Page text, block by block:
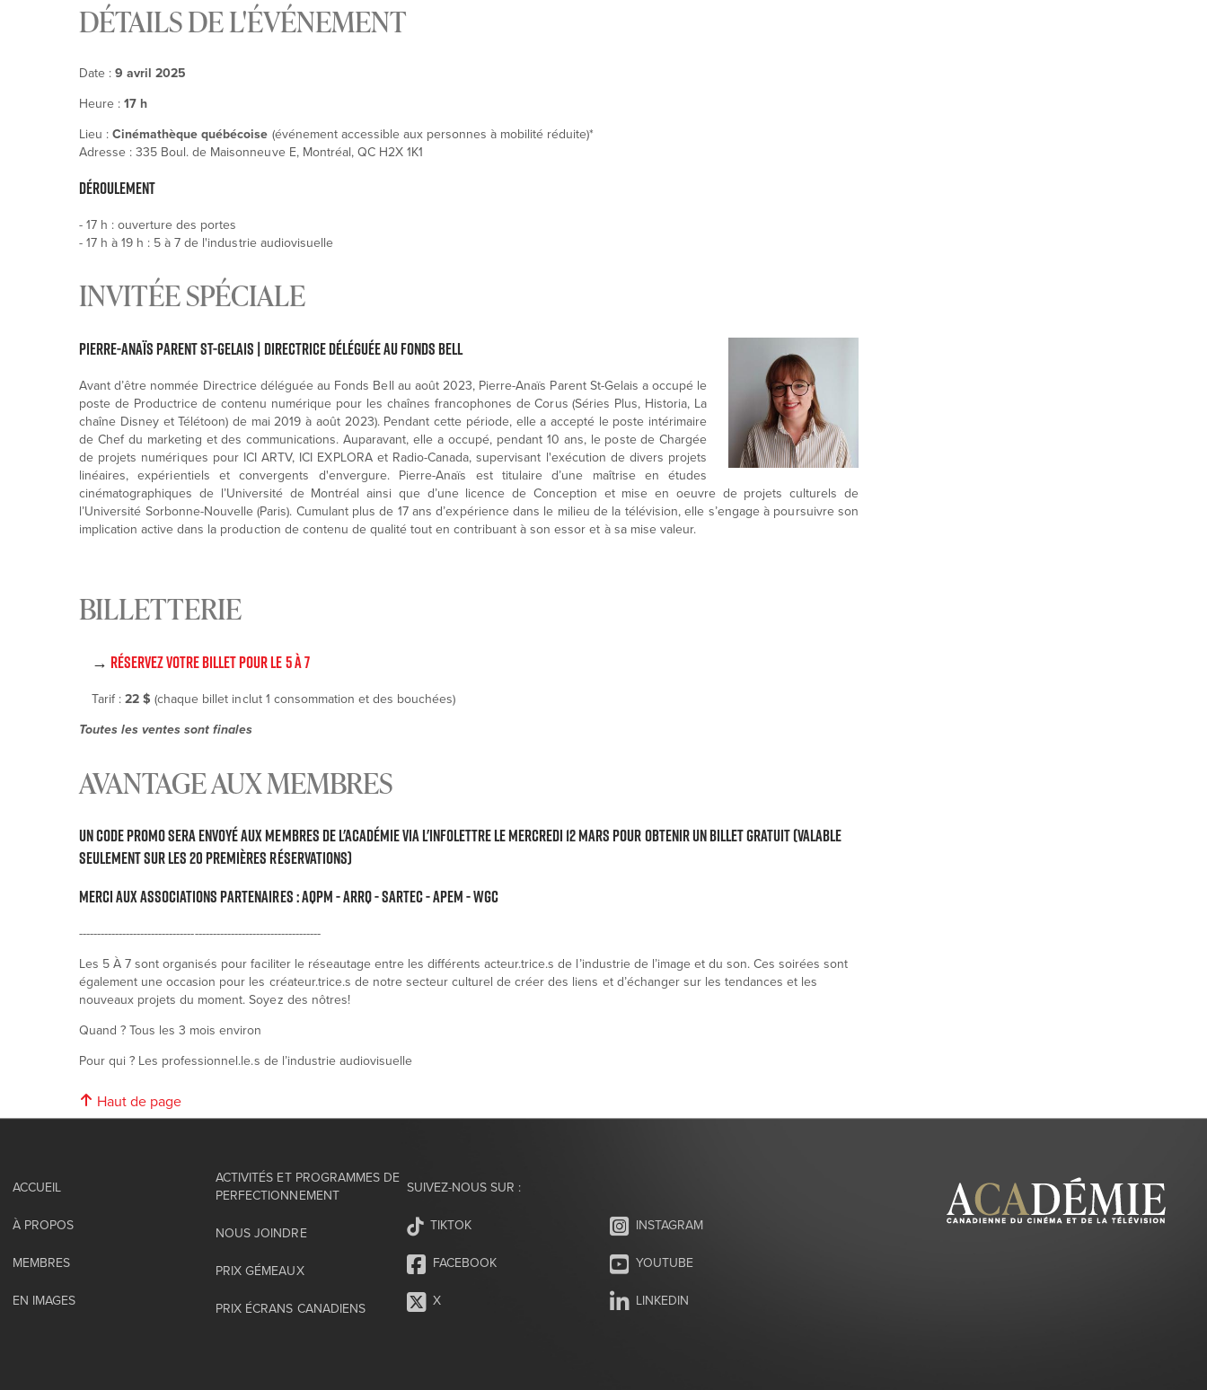
DÉTAILS DE L'ÉVÉNEMENT
Date :9 avril 2025
Heure : 17 h
Lieu :Cinémathèque québécoise (événement accessible aux personnes à mobilité réduite)*
Adresse : 335 Boul. de Maisonneuve E, Montréal, QC H2X 1K1
DÉROULEMENT
- 17 h : ouverture des portes
- 17 h à 19 h : 5 à 7 de l'industrie audiovisuelle
INVITÉE SPÉCIALE
Pierre-Anaïs Parent St-Gelais | Directrice déléguée au Fonds Bell
Avant d’être nommée Directrice déléguée au Fonds Bell au août 2023, Pierre-Anaïs Parent St-Gelais a occupé le
poste de Productrice de contenu numérique pour les chaînes francophones de Corus (Séries Plus, Historia, La
chaîne Disney et Télétoon) de mai 2019 à août 2023). Pendant cette période, elle a accepté le poste intérimaire
de Chef du marketing et des communications. Auparavant, elle a occupé, pendant 10 ans, le poste de Chargée
de projets numériques pour ICI ARTV, ICI EXPLORA et Radio-Canada, supervisant l'exécution de divers projets
linéaires, expérientiels et convergents d'envergure. Pierre-Anaïs est titulaire d’une maîtrise en études
cinématographiques de l’Université de Montréal ainsi que d’une licence de Conception et mise en oeuvre de projets culturels de
l’Université Sorbonne-Nouvelle (Paris). Cumulant plus de 17 ans d’expérience dans le milieu de la télévision, elle s’engage à poursuivre son
implication active dans la production de contenu de qualité tout en contribuant à son essor et à sa mise valeur.
BILLETTERIE
→Réservez votre billet pour le 5 à 7
Tarif :22 $ (chaque billet inclut 1 consommation et des bouchées)
Toutes les ventes sont finales
AVANTAGE AUX MEMBRES
Un code promo sera envoyé aux membres de l'Académie via l'infolettre le mercredi 12 mars pour obtenir un billet gratuit (valable
seulement sur les 20 premières réservations)
Merci aux associations partenaires : AQPM - ARRQ - SARTEC - APEM - WGC
-------------------------------------------------------------------
Les 5 À 7 sont organisés pour faciliter le réseautage entre les différents acteur.trice.s de l’industrie de l’image et du son. Ces soirées sont
également une occasion pour les créateur.trice.s de notre secteur culturel de créer des liens et d’échanger sur les tendances et les
nouveaux projets du moment. Soyez des nôtres!
Quand ? Tous les 3 mois environ
Pour qui ? Les professionnel.le.s de l’industrie audiovisuelle
Haut de page
ACCUEIL
À PROPOS
MEMBRES
EN IMAGES
ACTIVITÉS ET PROGRAMMES DE
PERFECTIONNEMENT
NOUS JOINDRE
PRIX GÉMEAUX
PRIX ÉCRANS CANADIENS
SUIVEZ-NOUS SUR :
TIKTOK
FACEBOOK
X
INSTAGRAM
YOUTUBE
LINKEDIN